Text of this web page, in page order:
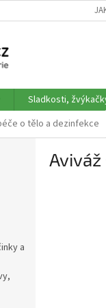
Sladkosti,
o tělo a dezinfekce
a